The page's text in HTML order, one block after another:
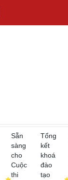
Sẵn
sàng
cho
Cuộc
thi
Tổng
kết
khoá
đào
tạo